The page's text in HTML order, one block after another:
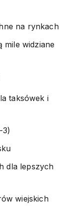
na rynkach
mile widziane
taksówek i
3)
dla lepszych
wiejskich